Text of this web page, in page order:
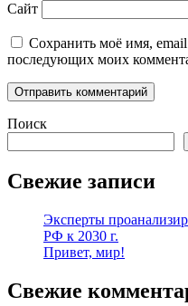
Сайт
Сохранить моё имя, email
последующих моих
Поиск
Свежие записи
Эксперты
РФ к 2030 г.
Привет, мир!
Свежие